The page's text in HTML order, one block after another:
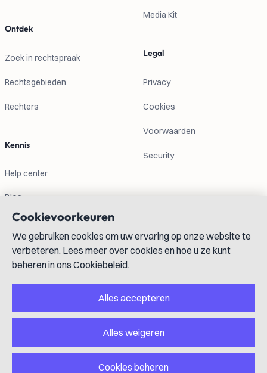
Ontdek
Zoek in rechtspraak
Rechtsgebieden
Rechters
Kennis
Help center
Blog
Media Kit
Legal
Privacy
Cookies
Voorwaarden
Security
Contactgegevens
info@lexboost.com
GitHubYouTube
Copyright © 2023-2026 Lexboost
Cookievoorkeuren
We gebruiken cookies om uw ervaring op onze website te
verbeteren. Lees meer over cookies en hoe u ze kunt
beheren in ons Cookiebeleid.
Alles accepteren
Alles weigeren
Cookies beheren